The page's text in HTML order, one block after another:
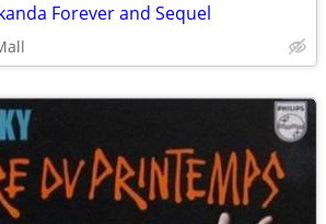
Forever and Sequel